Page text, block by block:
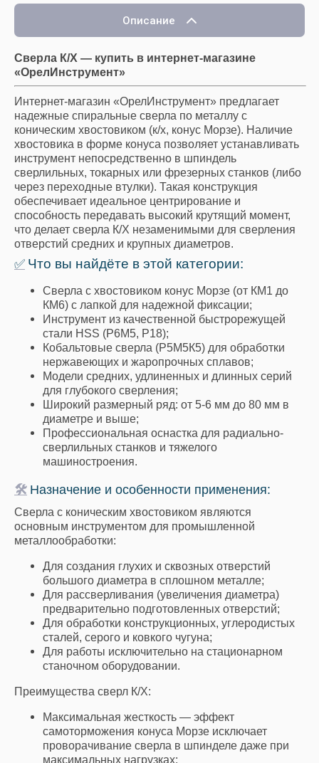
Описание
Сверла К/Х — купить в интернет-магазине
«ОрелИнструмент»
Интернет-магазин «ОрелИнструмент» предлагает
надежные спиральные сверла по металлу с
коническим хвостовиком (к/х, конус Морзе). Наличие
хвостовика в форме конуса позволяет устанавливать
инструмент непосредственно в шпиндель
сверлильных, токарных или фрезерных станков (либо
через переходные втулки). Такая конструкция
обеспечивает идеальное центрирование и
способность передавать высокий крутящий момент,
что делает сверла К/Х незаменимыми для сверления
отверстий средних и крупных диаметров.
✅ Что вы найдёте в этой категории:
Сверла с хвостовиком конус Морзе (от КМ1 до
КМ6) с лапкой для надежной фиксации;
Инструмент из качественной быстрорежущей
стали HSS (Р6М5, Р18);
Кобальтовые сверла (Р5М5К5) для обработки
нержавеющих и жаропрочных сплавов;
Модели средних, удлиненных и длинных серий
для глубокого сверления;
Широкий размерный ряд: от 5-6 мм до 80 мм в
диаметре и выше;
Профессиональная оснастка для радиально-
сверлильных станков и тяжелого
машиностроения.
🛠 Назначение и особенности применения:
Сверла с коническим хвостовиком являются
основным инструментом для промышленной
металлообработки:
Для создания глухих и сквозных отверстий
большого диаметра в сплошном металле;
Для рассверливания (увеличения диаметра)
предварительно подготовленных отверстий;
Для обработки конструкционных, углеродистых
сталей, серого и ковкого чугуна;
Для работы исключительно на стационарном
станочном оборудовании.
Преимущества сверл К/Х:
Максимальная жесткость — эффект
самоторможения конуса Морзе исключает
проворачивание сверла в шпинделе даже при
максимальных нагрузках;